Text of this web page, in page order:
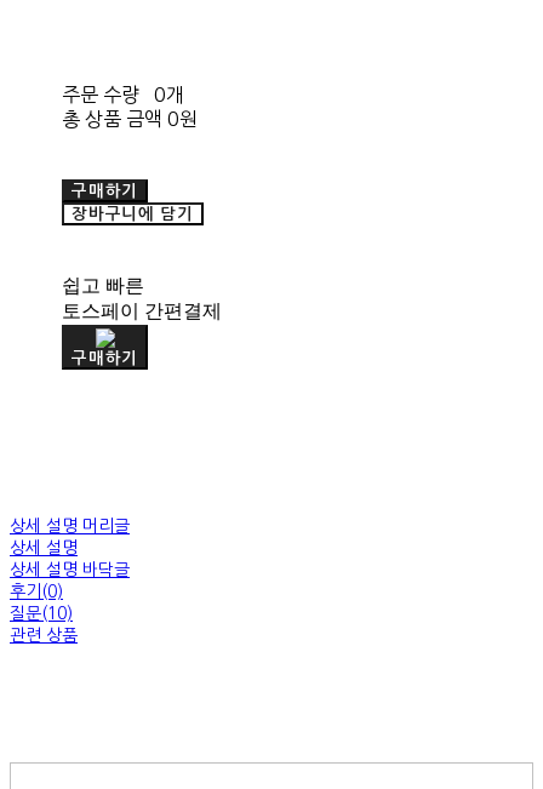
주문 수량
0개
총 상품 금액 0원
구매하기
장바구니에 담기
쉽고 빠른
토스페이 간편결제
구매하기
상세 설명 머리글
상세 설명
상세 설명 바닥글
후기(0)
질문(10)
관련 상품